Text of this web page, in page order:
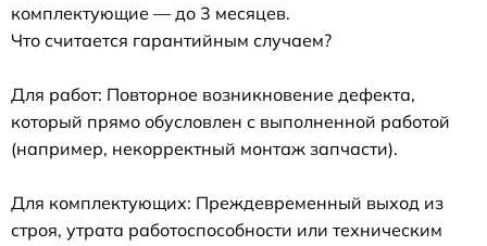
комплектующие — до 3 месяцев.
Что считается гарантийным случаем?
Для работ: Повторное возникновение дефекта,
который прямо обусловлен с выполненной работой
(например, некорректный монтаж запчасти).
Для комплектующих: Преждевременный выход из
строя, утрата работоспособности или техническим